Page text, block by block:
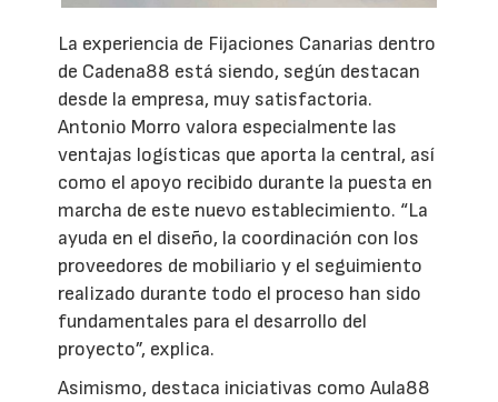
La experiencia de Fijaciones Canarias dentro
de Cadena88 está siendo, según destacan
desde la empresa, muy satisfactoria.
Antonio Morro valora especialmente las
ventajas logísticas que aporta la central, así
como el apoyo recibido durante la puesta en
marcha de este nuevo establecimiento. “La
ayuda en el diseño, la coordinación con los
proveedores de mobiliario y el seguimiento
realizado durante todo el proceso han sido
fundamentales para el desarrollo del
proyecto”, explica.
Asimismo, destaca iniciativas como Aula88